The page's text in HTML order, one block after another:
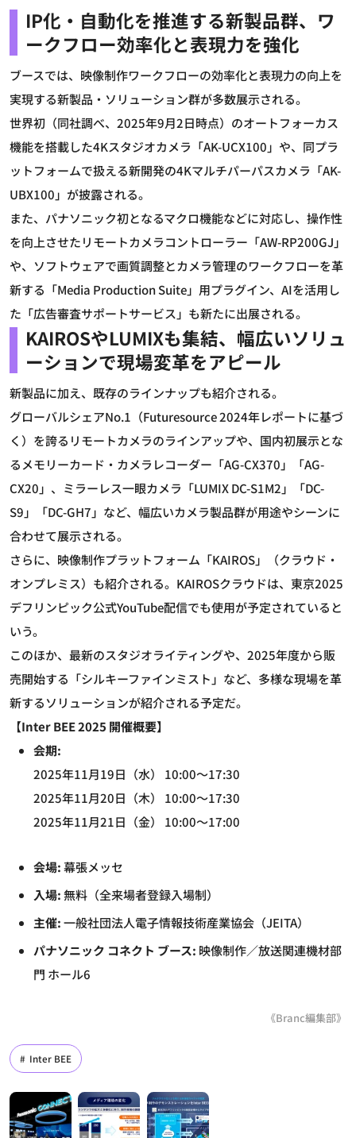
IP化・自動化を推進する新製品群、ワ
ークフロー効率化と表現力を強化
ブースでは、映像制作ワークフローの効率化と表現力の向上を
実現する新製品・ソリューション群が多数展示される。
世界初（同社調べ、2025年9月2日時点）のオートフォーカス
機能を搭載した4Kスタジオカメラ「AK-UCX100」や、同プラ
ットフォームで扱える新開発の4Kマルチパーパスカメラ「AK-
UBX100」が披露される。
また、パナソニック初となるマクロ機能などに対応し、操作性
を向上させたリモートカメラコントローラー「AW-RP200GJ」
や、ソフトウェアで画質調整とカメラ管理のワークフローを革
新する「Media Production Suite」用プラグイン、AIを活用し
た「広告審査サポートサービス」も新たに出展される。
KAIROSやLUMIXも集結、幅広いソリュ
ーションで現場変革をアピール
新製品に加え、既存のラインナップも紹介される。
グローバルシェアNo.1（Futuresource 2024年レポートに基づ
く）を誇るリモートカメラのラインアップや、国内初展示とな
るメモリーカード・カメラレコーダー「AG-CX370」「AG-
CX20」、ミラーレス一眼カメラ「LUMIX DC-S1M2」「DC-
S9」「DC-GH7」など、幅広いカメラ製品群が用途やシーンに
合わせて展示される。
さらに、映像制作プラットフォーム「KAIROS」（クラウド・
オンプレミス）も紹介される。KAIROSクラウドは、東京2025
デフリンピック公式YouTube配信でも使用が予定されていると
いう。
このほか、最新のスタジオライティングや、2025年度から販
売開始する「シルキーファインミスト」など、多様な現場を革
新するソリューションが紹介される予定だ。
【Inter BEE 2025 開催概要】
会期:
2025年11月19日（水） 10:00～17:30
2025年11月20日（木） 10:00～17:30
2025年11月21日（金） 10:00～17:00
会場:幕張メッセ
入場:無料（全来場者登録入場制）
主催:一般社団法人電子情報技術産業協会（JEITA）
パナソニック コネクト ブース: 映像制作／放送関連機材部
門 ホール6
《Branc編集部》
Inter BEE